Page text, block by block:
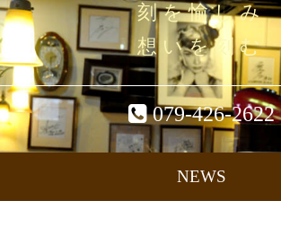
刻を愉しみ
想いを刻む
079-426-2622
NEWS